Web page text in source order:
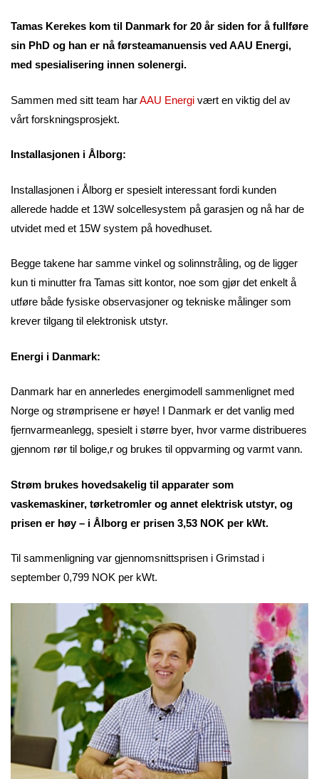
Tamas Kerekes kom til Danmark for 20 år siden for å fullføre
sin PhD og han er nå førsteamanuensis ved AAU Energi,
med spesialisering innen solenergi.
Sammen med sitt team harAAU Energi vært en viktig del av
vårt forskningsprosjekt.
Installasjonen i Ålborg:
Installasjonen i Ålborg er spesielt interessant fordi kunden
allerede hadde et 13W solcellesystem på garasjen og nå har de
utvidet med et 15W system på hovedhuset.
Begge takene har samme vinkel og solinnstråling, og de ligger
kun ti minutter fra Tamas sitt kontor, noe som gjør det enkelt å
utføre både fysiske observasjoner og tekniske målinger som
krever tilgang til elektronisk utstyr.
Energi i Danmark:
Danmark har en annerledes energimodell sammenlignet med
Norge og strømprisene er høye! I Danmark er det vanlig med
fjernvarmeanlegg, spesielt i større byer, hvor varme distribueres
gjennom rør til bolige,r og brukes til oppvarming og varmt vann.
Strøm brukes hovedsakelig til apparater som
vaskemaskiner, tørketromler og annet elektrisk utstyr, og
prisen er høy – i Ålborg er prisen 3,53 NOK per kWt.
Til sammenligning var gjennomsnittsprisen i Grimstad i
september 0,799 NOK per kWt.